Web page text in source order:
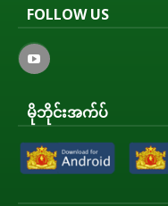
FOLLOW US
မိုဘိုင်းအက်ပ်